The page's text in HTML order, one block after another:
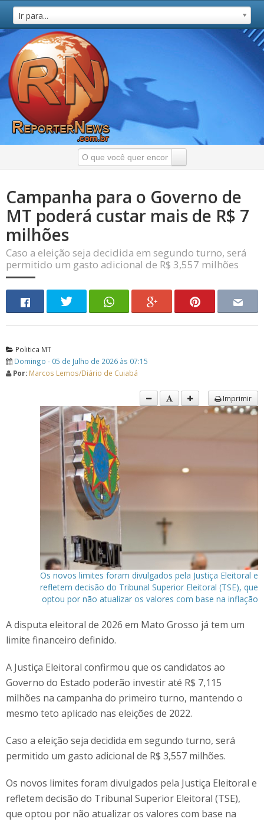
Ir para...
Campanha para o Governo de
MT poderá custar mais de R$ 7
milhões
Caso a eleição seja decidida em segundo turno, será
permitido um gasto adicional de R$ 3,557 milhões
Politica MT
Domingo - 05 de Julho de 2026 às 07:15
Por: Marcos Lemos/Diário de Cuiabá
Imprimir
Os novos limites foram divulgados pela Justiça Eleitoral e
refletem decisão do Tribunal Superior Eleitoral (TSE), que
optou por não atualizar os valores com base na inflação
A disputa eleitoral de 2026 em Mato Grosso já tem um
limite financeiro definido.
A Justiça Eleitoral confirmou que os candidatos ao
Governo do Estado poderão investir até R$ 7,115
milhões na campanha do primeiro turno, mantendo o
mesmo teto aplicado nas eleições de 2022.
Caso a eleição seja decidida em segundo turno, será
permitido um gasto adicional de R$ 3,557 milhões.
Os novos limites foram divulgados pela Justiça Eleitoral e
refletem decisão do Tribunal Superior Eleitoral (TSE),
que optou por não atualizar os valores com base na